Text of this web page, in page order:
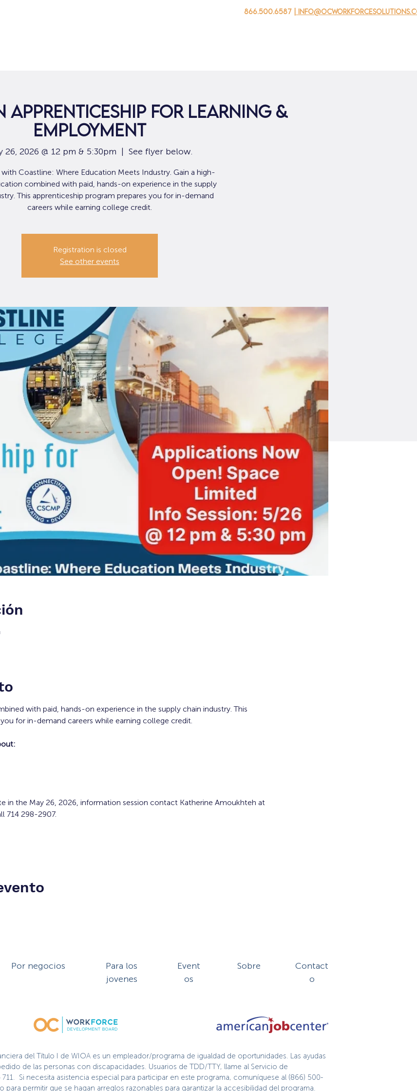
866.500.6587 |
Apprenticeship for Learning &
Employment
26, 2026 @ 12 pm & 5:30pm
  |
See flyer below.
with Coastline: Where Education Meets Industry. Gain a high-
combined with paid, hands-on experience in the supply
This apprenticeship program prepares you for in-demand
careers while earning college credit.
Registration is closed
See other events
with paid, hands-on experience in the supply chain industry. This
for in-demand careers while earning college credit.
in the May 26, 2026, information session contact Katherine Amoukhteh at
714 298-2907.
Por negocios
Para los
jovenes
Event
os
Sobre
Contact
o
del Título I de WIOA es un empleador/programa de igualdad de oportunidades. Las ayudas
de las personas con discapacidades. Usuarios de TDD/TTY, llame al Servicio de
Si necesita asistencia especial para participar en este programa, comuníquese al (866) 500-
permitir que se hagan arreglos razonables para garantizar la accesibilidad del programa.